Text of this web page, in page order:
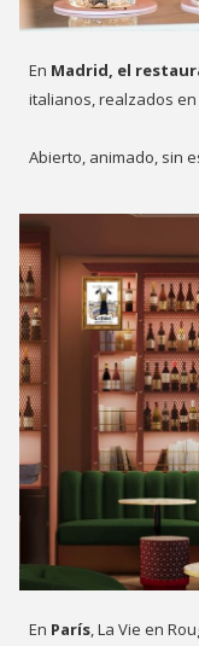
En Madrid, el
italianos, realzados
Abierto, animado, sin
En París , La Vie en